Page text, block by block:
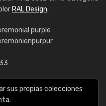
RAL Design.
purple
sus propias colecciones